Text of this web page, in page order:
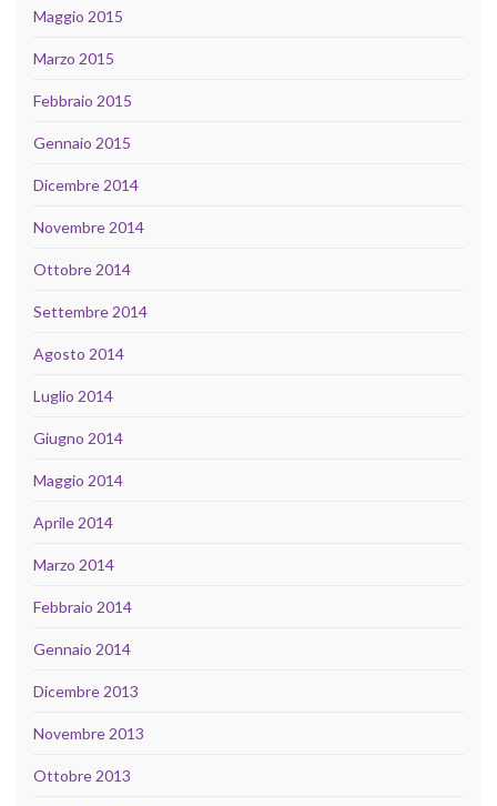
Maggio 2015
Marzo 2015
Febbraio 2015
Gennaio 2015
Dicembre 2014
Novembre 2014
Ottobre 2014
Settembre 2014
Agosto 2014
Luglio 2014
Giugno 2014
Maggio 2014
Aprile 2014
Marzo 2014
Febbraio 2014
Gennaio 2014
Dicembre 2013
Novembre 2013
Ottobre 2013